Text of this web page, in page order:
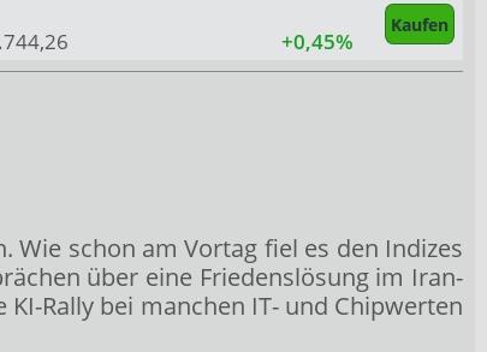
Kaufen
+0,45%
Wie schon am Vortag fiel es den Indizes
über eine Friedenslösung im Iran-
Rally bei manchen IT- und Chipwerten